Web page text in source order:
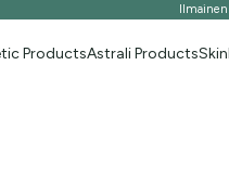
ProductsAstrali ProductsSkin